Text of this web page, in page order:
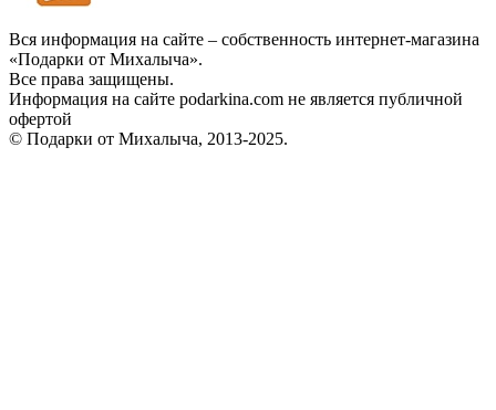
Вся информация на сайте – собственность интернет-магазина
«Подарки от Михалыча».
Все права защищены.
Информация на сайте podarkina.com не является публичной
офертой
© Подарки от Михалыча, 2013-2025.